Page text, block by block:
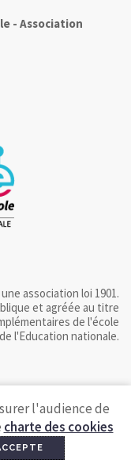
- Association
association loi 1901.
et agréée au titre
de l'école
l'Education nationale.
l'audience de
charte des cookies